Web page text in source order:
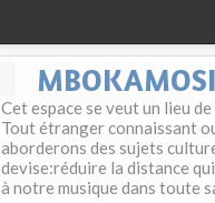
Cet espace se veut un lieu
Tout étranger connaissant
aborderons des sujets
devise:réduire la distance
à notre musique dans toute